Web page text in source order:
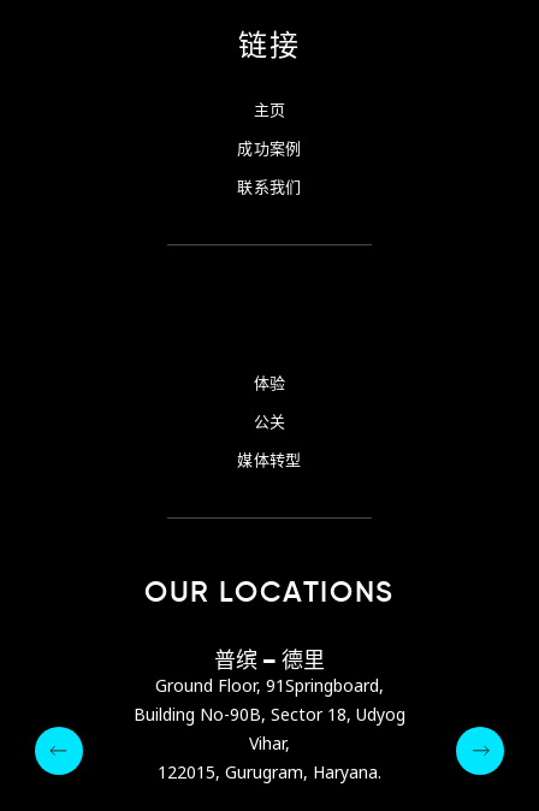
链接
主页
成功案例
联系我们
体验
公关
媒体转型
OUR LOCATIONS
普缤 – 德里
Ground Floor, 91Springboard,
Building No-90B, Sector 18, Udyog
Vihar,
122015, Gurugram, Haryana.
122015,